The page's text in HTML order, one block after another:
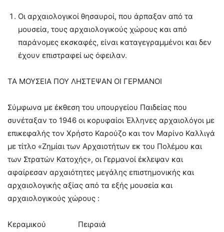
Οι αρχαιολογικοί θησαυροί, που άρπαξαν από τα
μουσεία, τους αρχαιολογικούς χώρους και από
παράνομες εκσκαφές, είναι καταγεγραμμένοι και δεν
έχουν επιστραφεί ως όφειλαν.
ΤΑ ΜΟΥΣΕΙΑ ΠΟΥ ΛΗΣΤΕΨΑΝ ΟΙ ΓΕΡΜΑΝΟΙ
Σύμφωνα με έκθεση του υπουργείου Παιδείας που
συνέταξαν το 1946 οι κορυφαίοι Έλληνες αρχαιολόγοι με
επικεφαλής τον Χρήστο Καρούζο και τον Μαρίνο Καλλιγά
με τίτλο «Ζημίαι των Αρχαιοτήτων εκ του Πολέμου και
των Στρατών Κατοχής», οι Γερμανοί έκλεψαν και
αφαίρεσαν αρχαιότητες μεγάλης επιστημονικής και
αρχαιολογικής αξίας από τα εξής μουσεία και
αρχαιολογικούς χώρους :
Κεραμικού Πειραιά